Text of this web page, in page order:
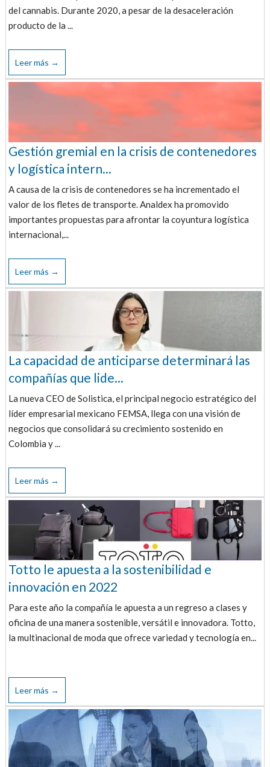
del cannabis. Durante 2020, a pesar de la desaceleración
producto de la ...
Leer más →
Gestión gremial en la crisis de contenedores
y logística intern...
A causa de la crisis de contenedores se ha incrementado el
valor de los fletes de transporte. Analdex ha promovido
importantes propuestas para afrontar la coyuntura logística
internacional,...
Leer más →
La capacidad de anticiparse determinará las
compañías que lide...
La nueva CEO de Solistica, el principal negocio estratégico del
líder empresarial mexicano FEMSA, llega con una visión de
negocios que consolidará su crecimiento sostenido en
Colombia y ...
Leer más →
Totto le apuesta a la sostenibilidad e
innovación en 2022
Para este año la compañía le apuesta a un regreso a clases y
oficina de una manera sostenible, versátil e innovadora. Totto,
la multinacional de moda que ofrece variedad y tecnología en...
Leer más →